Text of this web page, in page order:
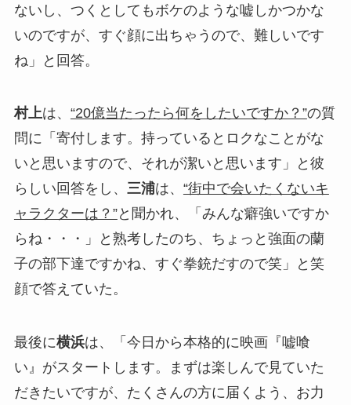
ないし、つくとしてもボケのような嘘しかつかな
いのですが、すぐ顔に出ちゃうので、難しいです
ね」と回答。
村上は、 “20億当たったら何をしたいですか？”の質
問に「寄付します。持っているとロクなことがな
いと思いますので、それが潔いと思います」と彼
らしい回答をし、 三浦は、 “街中で会いたくないキ
ャラクターは？”と聞かれ、「みんな癖強いですか
らね・・・」と熟考したのち、ちょっと強面の蘭
子の部下達ですかね、すぐ拳銃だすので笑」と笑
顔で答えていた。
最後に横浜は、「今日から本格的に映画『嘘喰
い』がスタートします。まずは楽しんで見ていた
だきたいですが、たくさんの方に届くよう、お力